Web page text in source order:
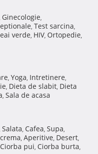
Ginecologie,
, Test sarcina,
verde, HIV, Ortopedie,
, Yoga, Intretinere,
, Dieta de slabit, Dieta
, Sala de acasa
Salata, Cafea, Supa,
, Aperitive, Desert,
Ciorba pui, Ciorba burta,